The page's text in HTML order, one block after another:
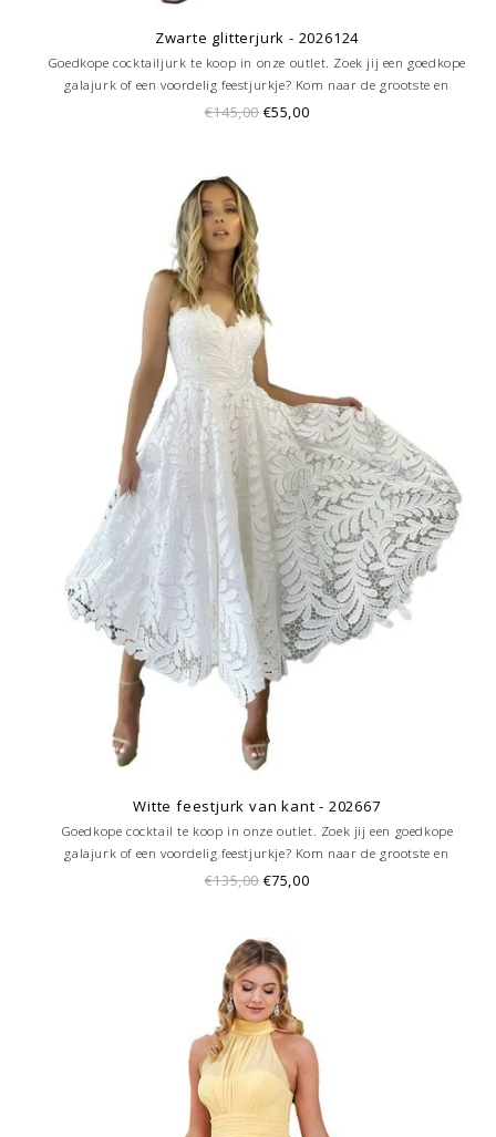
Zwarte glitterjurk - 2026124
Goedkope cocktailjurk te koop in onze outlet. Zoek jij een goedkope
galajurk of een voordelig feestjurkje? Kom naar de grootste en
goedkoopste galajurken outlet in de regio Amersfoort. Altijd voordelig!
€145,00 €55,00
Witte feestjurk van kant - 202667
Goedkope cocktail te koop in onze outlet. Zoek jij een goedkope
galajurk of een voordelig feestjurkje? Kom naar de grootste en
goedkoopste galajurken outlet in de regio Amersfoort. Altijd voordelig!
€135,00 €75,00